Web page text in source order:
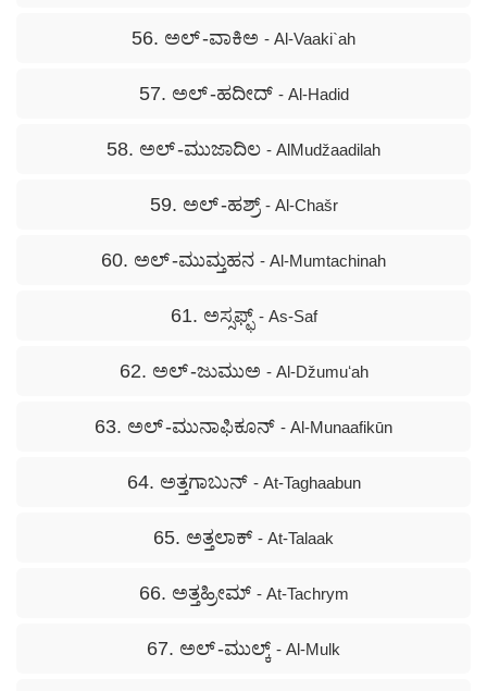
56. ಅಲ್ -ವಾಕಿಅ - Al-Vaaki`ah
57. ಅಲ್ -ಹದೀದ್ - Al-Hadid
58. ಅಲ್ -ಮುಜಾದಿಲ - AlMudžaadilah
59. ಅಲ್ -ಹಶ್ರ್ - Al-Chašr
60. ಅಲ್ -ಮುಮ್ತಹನ - Al-Mumtachinah
61. ಅಸ್ಸಫ್ಫ್ - As-Saf
62. ಅಲ್ -ಜುಮುಅ - Al-Džumuʻah
63. ಅಲ್ -ಮುನಾಫಿಕೂನ್ - Al-Munaafikūn
64. ಅತ್ತಗಾಬುನ್ - At-Taghaabun
65. ಅತ್ತಲಾಕ್ - At-Talaak
66. ಅತ್ತಹ್ರೀಮ್ - At-Tachrym
67. ಅಲ್ -ಮುಲ್ಕ್ - Al-Mulk